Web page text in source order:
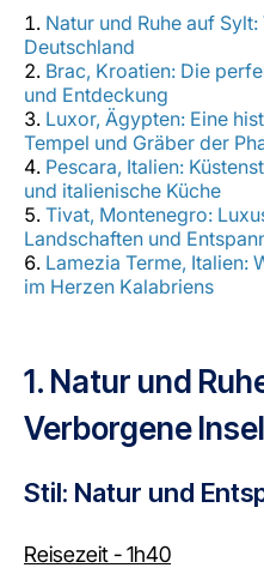
Karriere bei LuxairGroup
Natur und Ruhe auf
Deutschland
Brac, Kroatien: Die
und Entdeckung
Luxor, Ägypten: Eine
Tempel und Gräber der
Pescara, Italien:
und italienische Küche
Tivat, Montenegro:
Landschaften und
Lamezia Terme, Italien:
im Herzen Kalabriens
1. Natur und
Verborgene
Stil: Natur und
Reisezeit -1h40